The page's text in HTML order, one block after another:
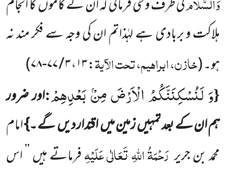
کی طرف وحی فرمائی کہ ان کے کاموںکا انجام
ہلاکت و بربادی ہے لہٰذاتم ان کی وجہ سے فکر مند نہ
ہو۔(خازن، ابراہیم، تحت الآیۃ:۱۳،۳ / ۷۷-۷۸ )
{وَ لَنُسْكِنَنَّكُمُ الْاَرْضَ مِنْۢ بَعْدِهِمْ:اور ضرور
ہم ان کے بعد تمہیںزمین میںاقتدار دیںگے ۔}امام
محمد بن جریررَحْمَۃُ اللّٰہِ تَعَالٰی عَلَیْہِفرماتے ہیں ’’اس